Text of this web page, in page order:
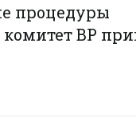
процедуры
ВР